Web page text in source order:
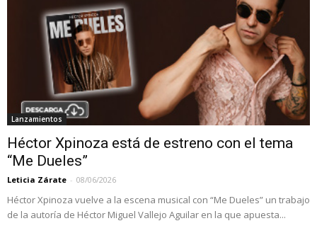
Lanzamientos
Héctor Xpinoza está de estreno con el tema
“Me Dueles”
Leticia Zárate - 08/06/2026
Héctor Xpinoza vuelve a la escena musical con “Me Dueles” un trabajo
de la autoría de Héctor Miguel Vallejo Aguilar en la que apuesta...